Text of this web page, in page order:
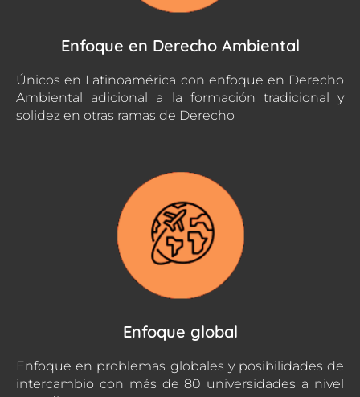
Enfoque en Derecho Ambiental
Únicos en Latinoamérica con enfoque en Derecho
Ambiental adicional a la formación tradicional y
solidez en otras ramas de Derecho
Enfoque global
Enfoque en problemas globales y posibilidades de
intercambio con más de 80 universidades a nivel